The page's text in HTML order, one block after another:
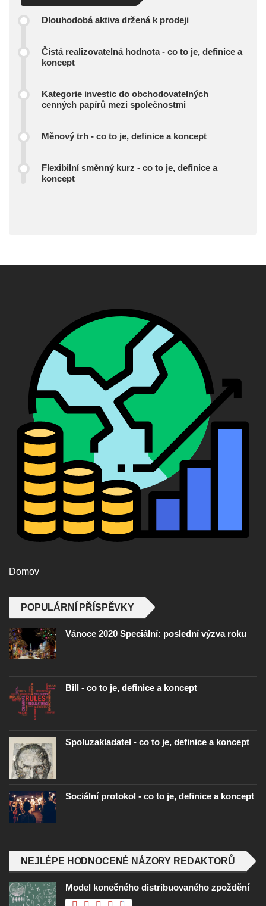
Dlouhodobá aktiva držená k prodeji
Čistá realizovatelná hodnota - co to je, definice a
koncept
Kategorie investic do obchodovatelných
cenných papírů mezi společnostmi
Měnový trh - co to je, definice a koncept
Flexibilní směnný kurz - co to je, definice a
koncept
Domov
POPULÁRNÍ PŘÍSPĚVKY
Vánoce 2020 Speciální: poslední výzva roku
Bill - co to je, definice a koncept
Spoluzakladatel - co to je, definice a koncept
Sociální protokol - co to je, definice a koncept
NEJLÉPE HODNOCENÉ NÁZORY REDAKTORŮ
Model konečného distribuovaného zpoždění